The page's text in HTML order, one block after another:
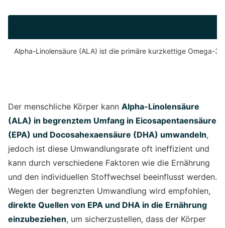
Alpha-Linolensäure (ALA) ist die primäre kurzkettige Omega-
Der menschliche Körper kann Alpha-Linolensäure
(ALA) in begrenztem Umfang in Eicosapentaensäure
(EPA) und Docosahexaensäure (DHA) umwandeln,
jedoch ist diese Umwandlungsrate oft ineffizient und
kann durch verschiedene Faktoren wie die Ernährung
und den individuellen Stoffwechsel beeinflusst werden.
Wegen der begrenzten Umwandlung wird empfohlen,
direkte Quellen von EPA und DHA in die Ernährung
einzubeziehen, um sicherzustellen, dass der Körper